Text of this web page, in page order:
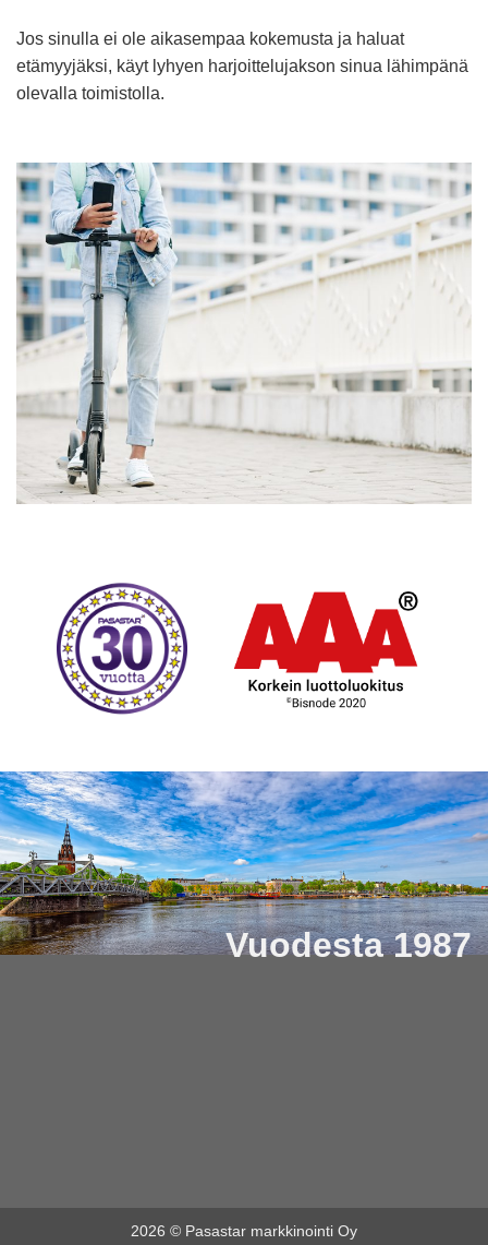
Jos sinulla ei ole aikasempaa kokemusta ja haluat
etämyyjäksi, käyt lyhyen harjoittelujakson sinua lähimpänä
olevalla toimistolla.
Vuodesta 1987
2026 © Pasastar markkinointi Oy